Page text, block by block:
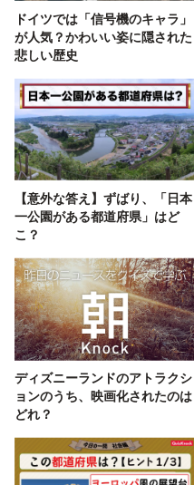
ドイツでは「信号機のキャラ」
が人気？かわいい姿に隠された
悲しい歴史
【意外な答え】ずばり、「日本
一公園がある都道府県」はど
こ？
ディズニーランドのアトラクシ
ョンのうち、映画化されたのは
どれ？